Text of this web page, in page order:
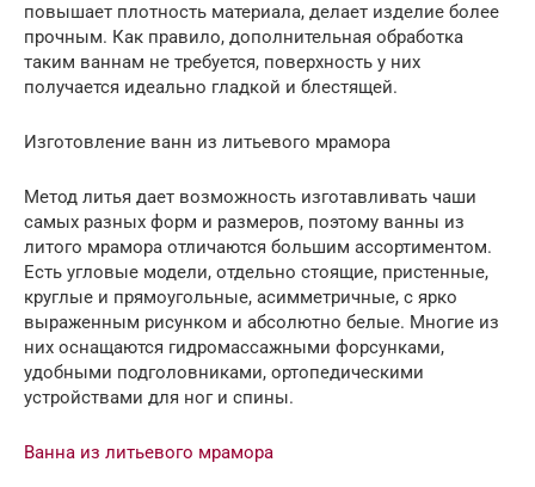
повышает плотность материала, делает изделие более
прочным. Как правило, дополнительная обработка
таким ваннам не требуется, поверхность у них
получается идеально гладкой и блестящей.
Изготовление ванн из литьевого мрамора
Метод литья дает возможность изготавливать чаши
самых разных форм и размеров, поэтому ванны из
литого мрамора отличаются большим ассортиментом.
Есть угловые модели, отдельно стоящие, пристенные,
круглые и прямоугольные, асимметричные, с ярко
выраженным рисунком и абсолютно белые. Многие из
них оснащаются гидромассажными форсунками,
удобными подголовниками, ортопедическими
устройствами для ног и спины.
Ванна из литьевого мрамора